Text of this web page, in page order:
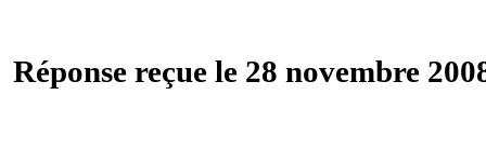
Réponse reçue le 28 novembre